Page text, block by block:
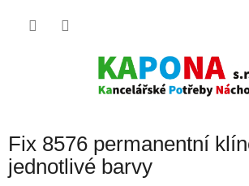
Fix 8576 permanentní
jednotlivé barvy